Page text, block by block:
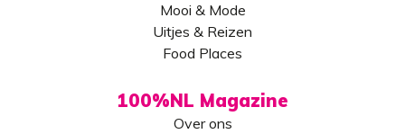
Mooi & Mode
Uitjes & Reizen
Food Places
100%NL Magazine
Over ons